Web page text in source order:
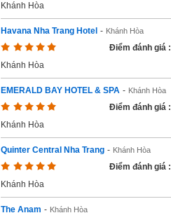
Khánh Hòa
Havana Nha Trang Hotel - Khánh Hòa
Điểm đánh giá :
Khánh Hòa
EMERALD BAY HOTEL & SPA - Khánh Hòa
Điểm đánh giá :
Khánh Hòa
Quinter Central Nha Trang - Khánh Hòa
Điểm đánh giá :
Khánh Hòa
The Anam - Khánh Hòa